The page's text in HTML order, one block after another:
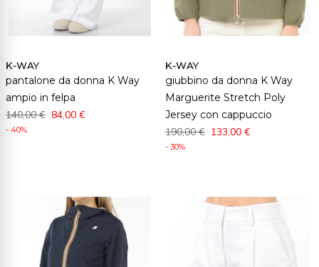
K-WAY
pantalone da donna K Way
ampio in felpa
140,00 € 84,00 €
- 40%
K-WAY
giubbino da donna K Way
Marguerite Stretch Poly
Jersey con cappuccio
190,00 € 133,00 €
- 30%